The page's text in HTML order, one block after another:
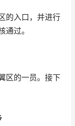
的入口，并进行
通过。
区的一员。接下